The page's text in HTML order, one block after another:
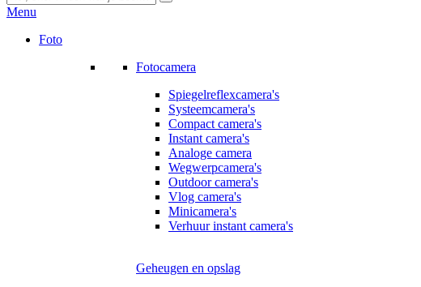
Menu
Foto
Fotocamera
Spiegelreflexcamera's
Systeemcamera's
Compact camera's
Instant camera's
Analoge camera
Wegwerpcamera's
Outdoor camera's
Vlog camera's
Minicamera's
Verhuur instant camera's
Geheugen en opslag